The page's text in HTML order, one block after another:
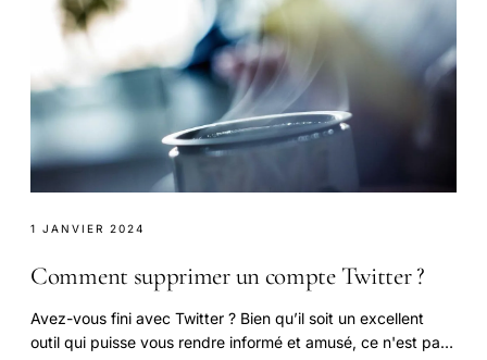
1 JANVIER 2024
Comment supprimer un compte Twitter ?
Avez-vous fini avec Twitter ? Bien qu’il soit un excellent
outil qui puisse vous rendre informé et amusé, ce n'est pas